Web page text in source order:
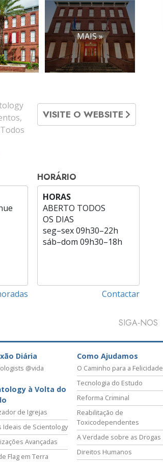
MAIS »
VISITE O WEBSITE
HORÁRIO
HORAS
ABERTO TODOS
OS DIAS
seg–sex09h30–22h
sáb–dom 09h30–18h
Contactar
SIGA‑NOS
Diária
@vida
à Volta do
de Igrejas
Ideais de Scientology
Avançadas
Flag em Terra
Como Ajudamos
O Caminho para a Felicidade
Tecnologia do Estudo
Reforma Criminal
Reabilitação de
Toxicodependentes
A Verdade sobre as Drogas
Direitos Humanos